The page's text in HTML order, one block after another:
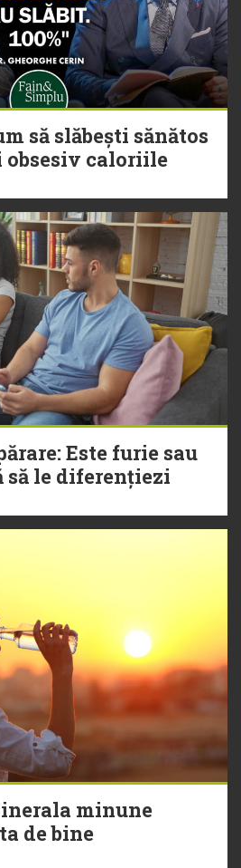
să slăbești sănătos
obsesiv caloriile
Este furie sau
le diferențiezi
minune
de bine